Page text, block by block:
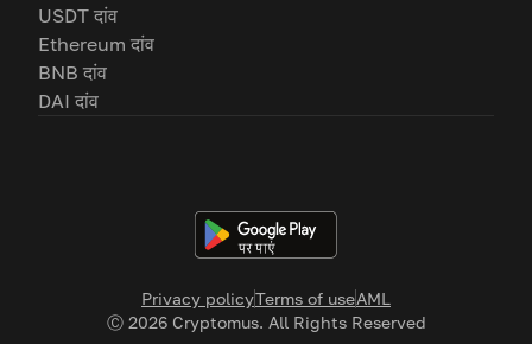
Privacy policyTerms of useAML
Ⓒ 2026Cryptomus. All Rights Reserved
USDT दांव
Ethereum दांव
BNB दांव
DAI दांव